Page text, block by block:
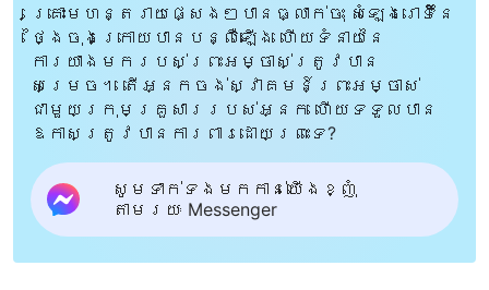
គ្រោះមហន្តរាយផ្សេងៗបានធ្លាក់ចុះ សំឡេងរោទិ៍នៃ
ថ្ងៃចុងក្រោយបានបន្លឺឡើង ហើយទំនាយនៃ
ការយាងមករបស់ព្រះអម្ចាស់ត្រូវបាន
សម្រេច។ តើអ្នកចង់ស្វាគមន៍ព្រះអម្ចាស់
ជាមួយក្រុមគ្រួសាររបស់អ្នក ហើយទទួលបាន
ឱកាសត្រូវបានការពារដោយព្រះទេ?
សូមទាក់ទងមកកាន់យើងខ្ញុំ
តាមរយៈ Messenger